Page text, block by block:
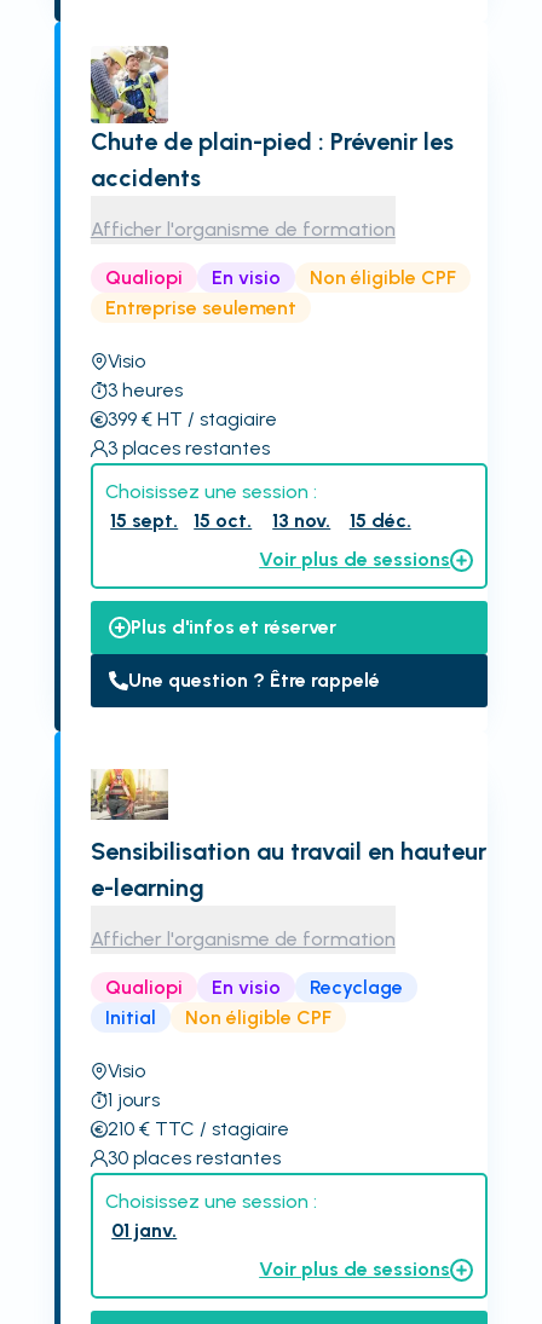
Chute de plain-pied : Prévenir les
accidents
Afficher l'organisme de formation
Qualiopi En visio
Non éligible CPF
Entreprise seulement
Visio
3 heures
399€ HT / stagiaire
3 places restantes
Choisissez une session :
15 sept.
15 oct. 13 nov.
15 déc.
Voir plus de sessions
Plus d'infos et réserver
Une question ? Être rappelé
Sensibilisation au travail en hauteur
e-learning
Afficher l'organisme de formation
Qualiopi En visio
Recyclage
Initial
Non éligible CPF
Visio
1 jours
210€ TTC / stagiaire
30 places restantes
Choisissez une session :
01 janv.
Voir plus de sessions